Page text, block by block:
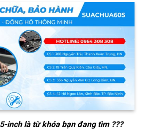
inchlà từ khóa bạn đang tìm ???